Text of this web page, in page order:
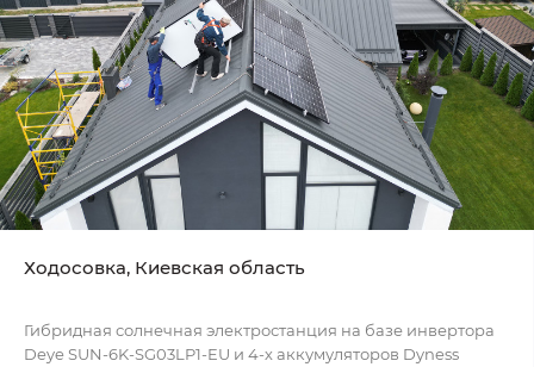
Ходосовка, Киевская область
Гибридная солнечная электростанция на базе инвертора
Deye SUN-6K-SG03LP1-EU и 4-х аккумуляторов Dyness